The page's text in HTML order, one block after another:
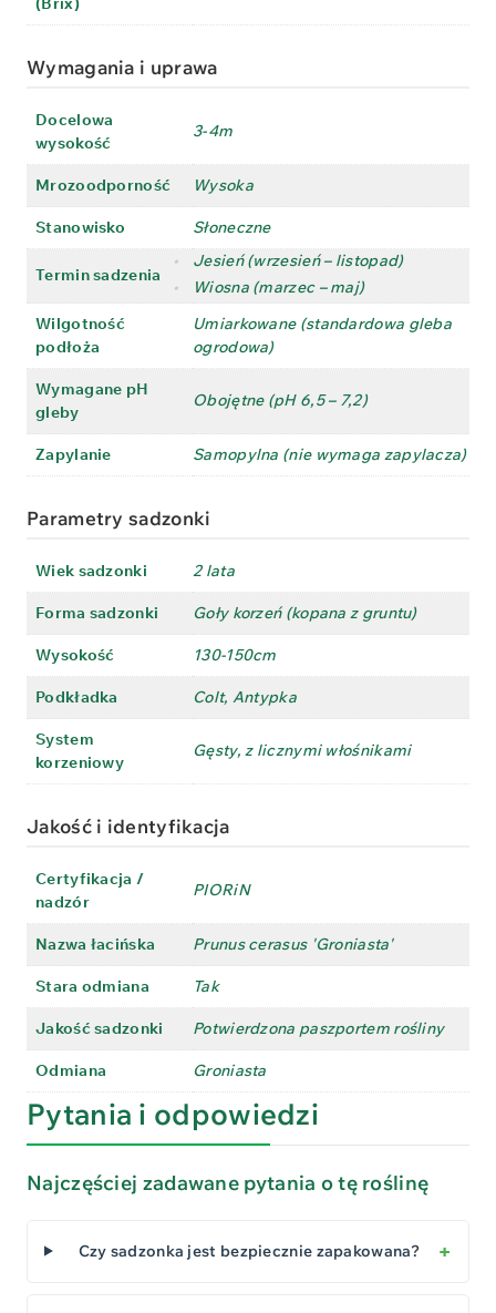
Wymagania i uprawa
Docelowa
wysokość
3-4m
Mrozoodporność Wysoka
Stanowisko Słoneczne
Termin sadzenia
•
Jesień (wrzesień – listopad)
•
Wiosna (marzec – maj)
Wilgotność
podłoża
Umiarkowane (standardowa gleba
ogrodowa)
Wymagane pH
gleby
Obojętne (pH 6,5 – 7,2)
Zapylanie Samopylna (nie wymaga zapylacza)
Parametry sadzonki
Wiek sadzonki 2 lata
Forma sadzonki Goły korzeń (kopana z gruntu)
Wysokość 130-150cm
Podkładka Colt, Antypka
System
korzeniowy
Gęsty, z licznymi włośnikami
Jakość i identyfikacja
Certyfikacja /
nadzór
PIORiN
Nazwa łacińska Prunus cerasus 'Groniasta'
Stara odmiana Tak
Jakość sadzonki Potwierdzona paszportem rośliny
Odmiana Groniasta
Pytania i odpowiedzi
Najczęściej zadawane pytania o tę roślinę
Czy sadzonka jest bezpiecznie zapakowana?